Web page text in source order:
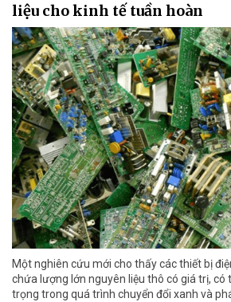
liệu cho kinh tế tuần hoàn
Một nghiên cứu mới cho thấy các thiết bị
chứa lượng lớn nguyên liệu thô có giá trị, có
trọng trong quá trình chuyển đổi xanh và